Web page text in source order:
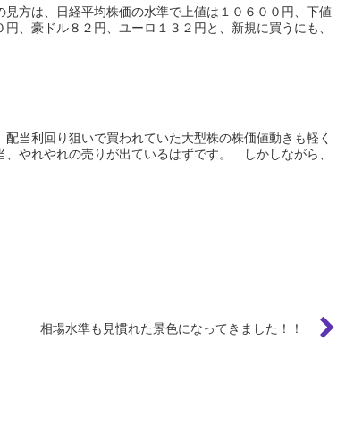
方は、日経平均株価の水準で上値は１０６００円、下値
、豪ドル８２円、ユーロ１３２円と、新規に買うにも、
当利回り狙いで買われていた大型株の株価値動きも軽く
やれやれの売りが出ているはずです。 しかしながら、
相場水準も見慣れた景色になってきました！！